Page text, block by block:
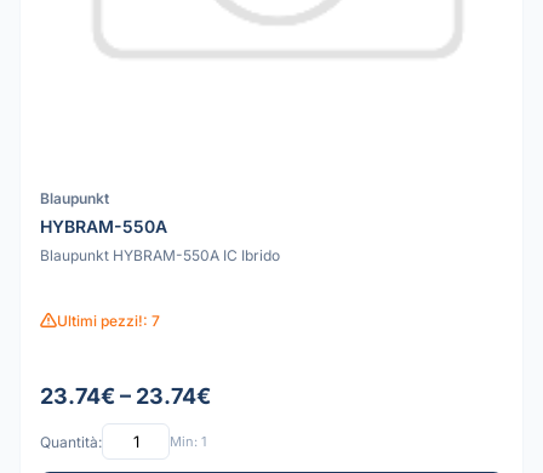
Blaupunkt
HYBRAM-550A
Blaupunkt HYBRAM-550A IC Ibrido
Ultimi pezzi!: 7
23.74€ – 23.74€
Quantità: Min: 1